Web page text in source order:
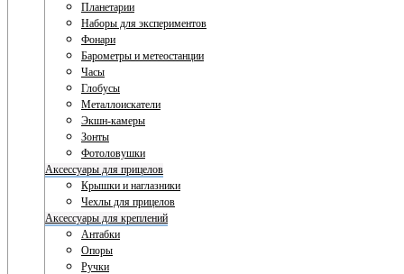
Планетарии
Наборы для экспериментов
Фонари
Барометры и метеостанции
Часы
Глобусы
Металлоискатели
Экшн-камеры
Зонты
Фотоловушки
Аксессуары для прицелов
Крышки и наглазники
Чехлы для прицелов
Аксессуары для креплений
Антабки
Опоры
Ручки